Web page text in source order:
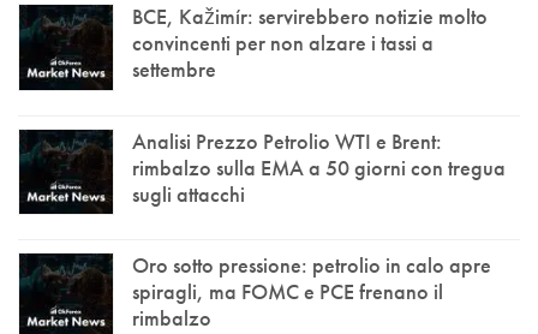
BCE, Kažimír: servirebbero notizie molto
convincenti per non alzare i tassi a
settembre
Analisi Prezzo Petrolio WTI e Brent:
rimbalzo sulla EMA a 50 giorni con tregua
sugli attacchi
Oro sotto pressione: petrolio in calo apre
spiragli, ma FOMC e PCE frenano il
rimbalzo